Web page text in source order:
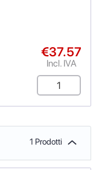
€37.57
Incl. IVA
1 Prodotti